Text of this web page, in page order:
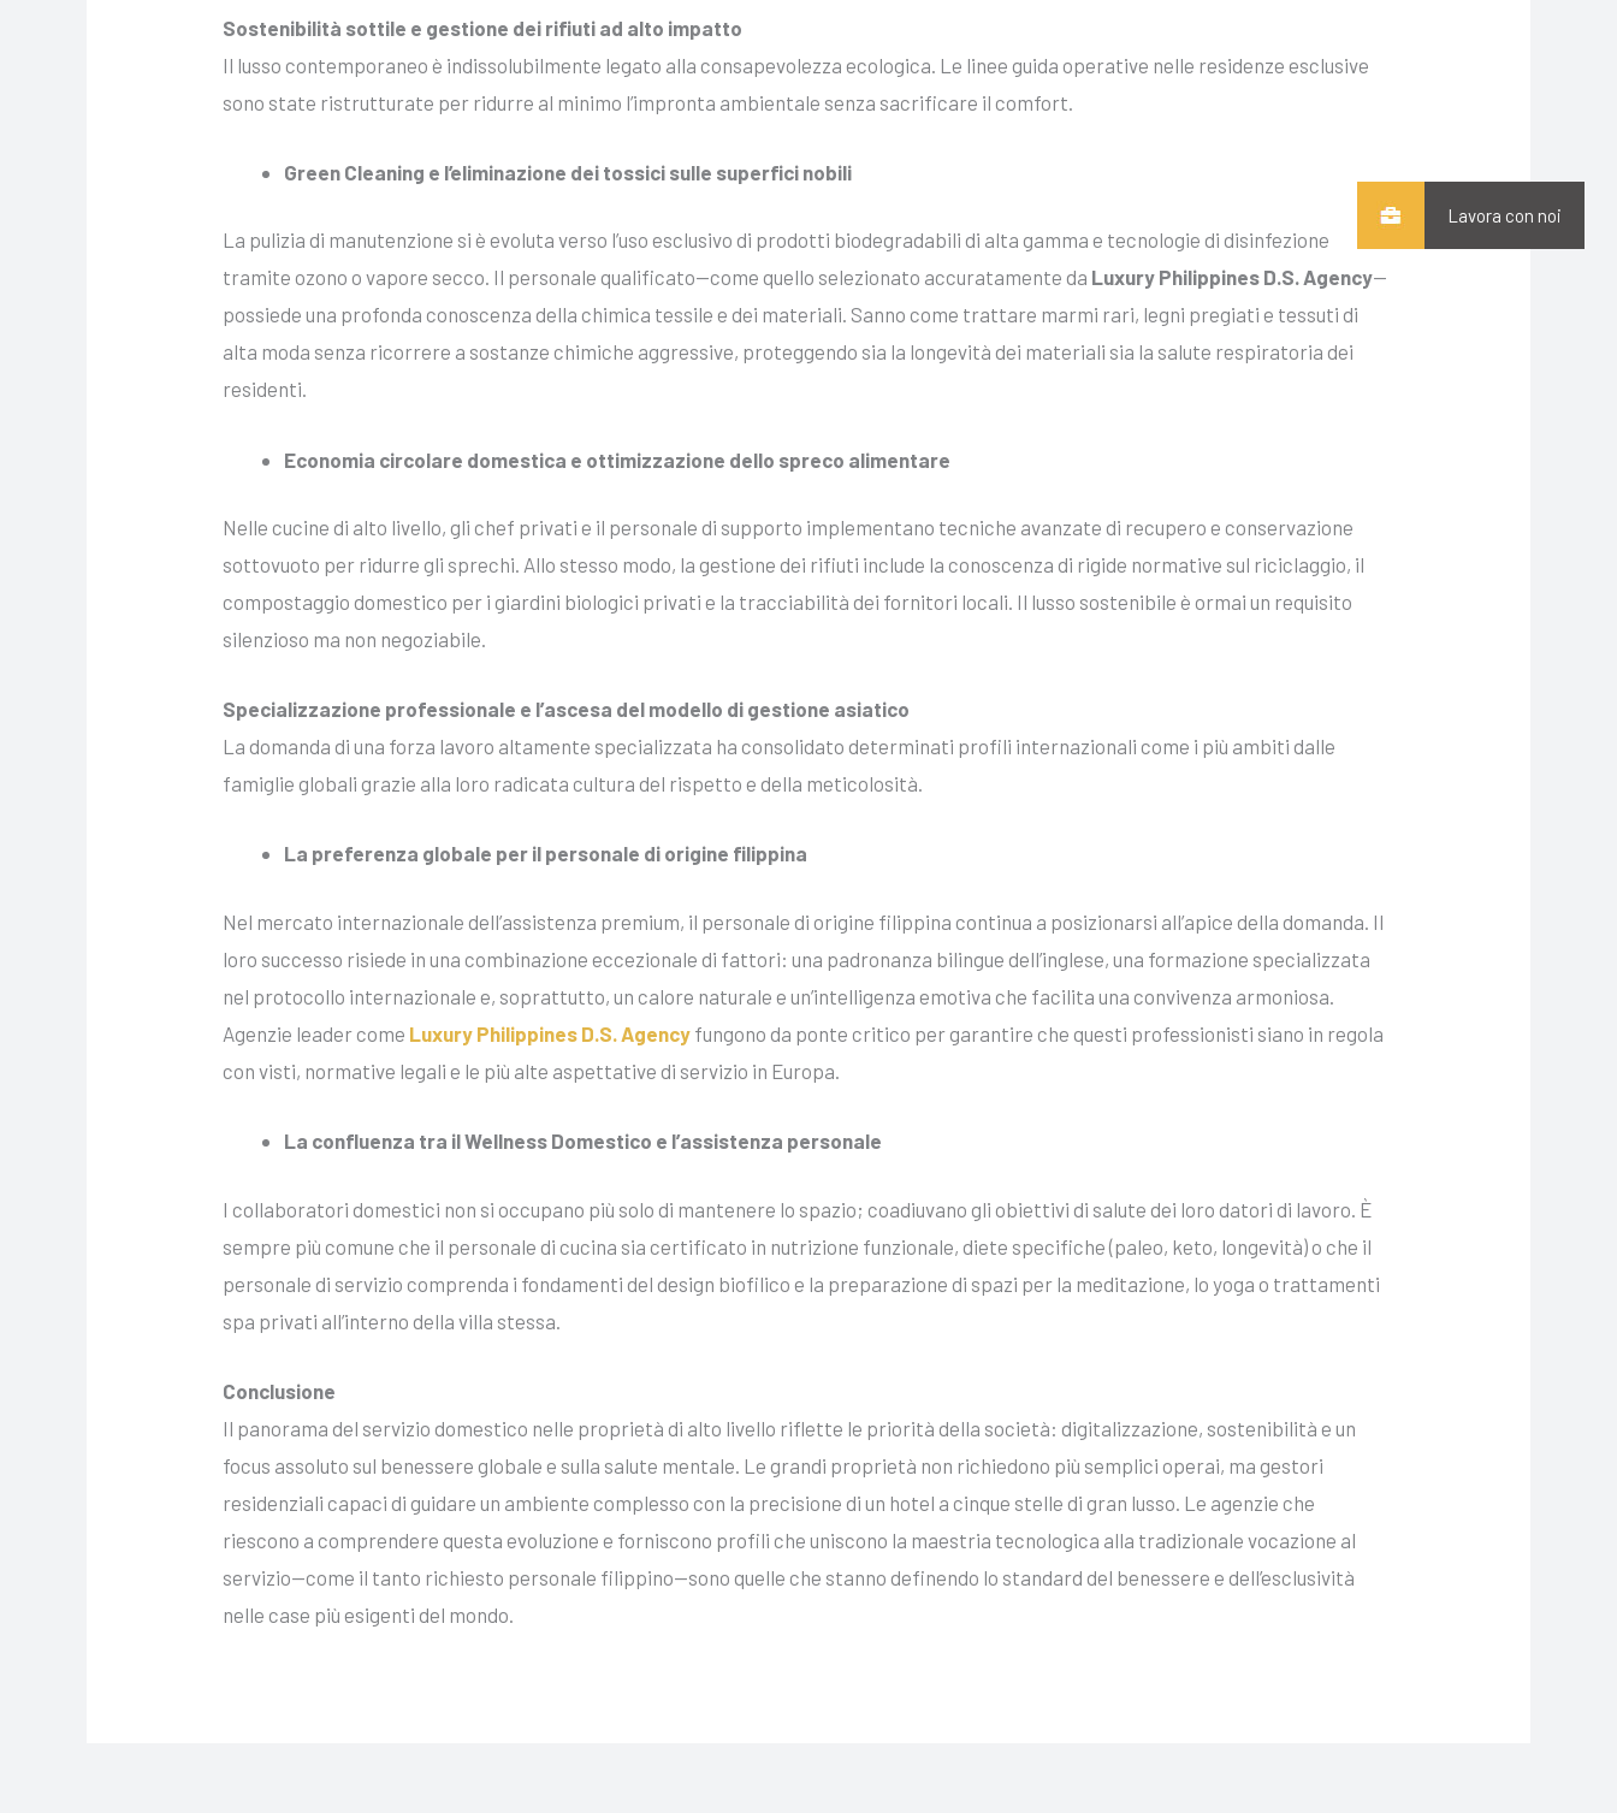
Sostenibilità sottile e gestione dei rifiuti ad alto impatto
Il lusso contemporaneo è indissolubilmente legato alla consapevolezza ecologica. Le linee guida operative nelle residenze esclusive
sono state ristrutturate per ridurre al minimo l’impronta ambientale senza sacrificare il comfort.
Green Cleaning e l’eliminazione dei tossici sulle superfici nobili
La pulizia di manutenzione si è evoluta verso l’uso esclusivo di prodotti biodegradabili di alta gamma e tecnologie di disinfezione
tramite ozono o vapore secco. Il personale qualificato—come quello selezionato accuratamente da Luxury Philippines D.S. Agency—
possiede una profonda conoscenza della chimica tessile e dei materiali. Sanno come trattare marmi rari, legni pregiati e tessuti di
alta moda senza ricorrere a sostanze chimiche aggressive, proteggendo sia la longevità dei materiali sia la salute respiratoria dei
residenti.
Economia circolare domestica e ottimizzazione dello spreco alimentare
Nelle cucine di alto livello, gli chef privati e il personale di supporto implementano tecniche avanzate di recupero e conservazione
sottovuoto per ridurre gli sprechi. Allo stesso modo, la gestione dei rifiuti include la conoscenza di rigide normative sul riciclaggio, il
compostaggio domestico per i giardini biologici privati e la tracciabilità dei fornitori locali. Il lusso sostenibile è ormai un requisito
silenzioso ma non negoziabile.
Specializzazione professionale e l’ascesa del modello di gestione asiatico
La domanda di una forza lavoro altamente specializzata ha consolidato determinati profili internazionali come i più ambiti dalle
famiglie globali grazie alla loro radicata cultura del rispetto e della meticolosità.
La preferenza globale per il personale di origine filippina
Nel mercato internazionale dell’assistenza premium, il personale di origine filippina continua a posizionarsi all’apice della domanda. Il
loro successo risiede in una combinazione eccezionale di fattori: una padronanza bilingue dell’inglese, una formazione specializzata
nel protocollo internazionale e, soprattutto, un calore naturale e un’intelligenza emotiva che facilita una convivenza armoniosa.
Agenzie leader come Luxury Philippines D.S. Agency fungono da ponte critico per garantire che questi professionisti siano in regola
con visti, normative legali e le più alte aspettative di servizio in Europa.
La confluenza tra il Wellness Domestico e l’assistenza personale
I collaboratori domestici non si occupano più solo di mantenere lo spazio; coadiuvano gli obiettivi di salute dei loro datori di lavoro. È
sempre più comune che il personale di cucina sia certificato in nutrizione funzionale, diete specifiche (paleo, keto, longevità) o che il
personale di servizio comprenda i fondamenti del design biofilico e la preparazione di spazi per la meditazione, lo yoga o trattamenti
spa privati all’interno della villa stessa.
Conclusione
Il panorama del servizio domestico nelle proprietà di alto livello riflette le priorità della società: digitalizzazione, sostenibilità e un
focus assoluto sul benessere globale e sulla salute mentale. Le grandi proprietà non richiedono più semplici operai, ma gestori
residenziali capaci di guidare un ambiente complesso con la precisione di un hotel a cinque stelle di gran lusso. Le agenzie che
riescono a comprendere questa evoluzione e forniscono profili che uniscono la maestria tecnologica alla tradizionale vocazione al
servizio—come il tanto richiesto personale filippino—sono quelle che stanno definendo lo standard del benessere e dell’esclusività
nelle case più esigenti del mondo.
Lavora con noi